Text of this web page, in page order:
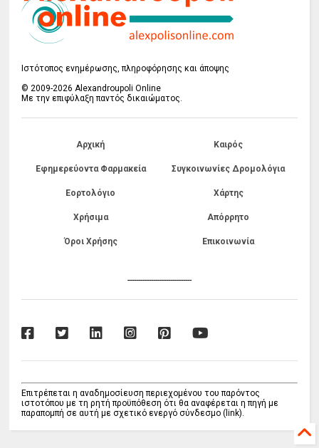
Ιστότοπος ενημέρωσης, πληροφόρησης και άποψης
© 2009-2026 Alexandroupoli Online
Με την επιφύλαξη παντός δικαιώματος.
Αρχική Καιρός
Εφημερεύοντα Φαρμακεία Συγκοινωνίες Δρομολόγια
Εορτολόγιο Χάρτης
Χρήσιμα Απόρρητο
Όροι Χρήσης Επικοινωνία
------------------------------
Επιτρέπεται η αναδημοσίευση περιεχομένου του παρόντος
ιστοτόπου με τη ρητή προϋπόθεση ότι θα αναφέρεται η πηγή με
παραπομπή σε αυτή με σχετικό ενεργό σύνδεσμο (link).